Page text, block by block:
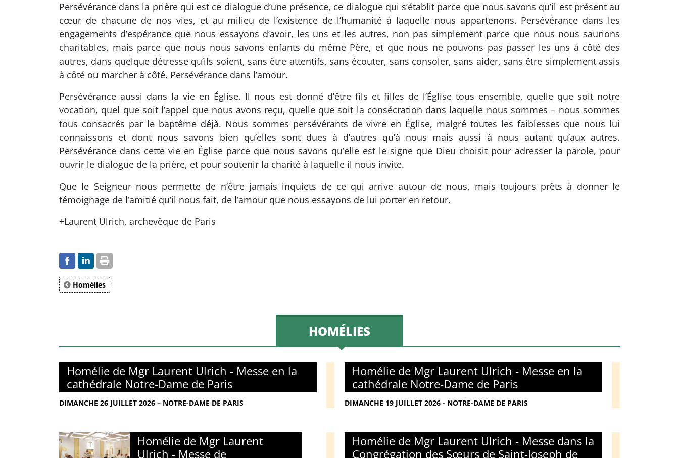
Persévérance dans la prière qui est ce dialogue d’une présence, ce dialogue qui s’établit parce que nous savons qu’il est présent au
cœur de chacune de nos vies, et au milieu de l’existence de l’humanité à laquelle nous appartenons. Persévérance dans les
engagements d’espérance que nous essayons d’avoir, les uns et les autres, non pas simplement parce que nous nous saurions
charitables, mais parce que nous nous savons enfants du même Père, et que nous ne pouvons pas passer les uns à côté des
autres, dans quelque détresse qu’ils soient, sans être attentifs, sans écouter, sans consoler, sans aider, sans être simplement assis
à côté ou marcher à côté. Persévérance dans l’amour.
Persévérance aussi dans la vie en Église. Il nous est donné d’être fils et filles de l’Église tous ensemble, quelle que soit notre
vocation, quel que soit l’appel que nous avons reçu, quelle que soit la consécration dans laquelle nous sommes – nous sommes
tous consacrés par le baptême déjà. Nous sommes persévérants de vivre en Église, malgré toutes les faiblesses que nous lui
connaissons et dont nous savons bien qu’elles sont dues à d’autres qu’à nous mais aussi à nous autant qu’aux autres.
Persévérance dans cette vie en Église parce que nous savons qu’elle est le signe que Dieu choisit pour adresser la parole, pour
ouvrir le dialogue de la prière, et pour soutenir la charité à laquelle il nous invite.
Que le Seigneur nous permette de n’être jamais inquiets de ce qui arrive autour de nous, mais toujours prêts à donner le
témoignage de l’amitié qu’il nous fait, de l’amour que nous essayons de lui porter en retour.
+Laurent Ulrich, archevêque de Paris
Homélies
HOMÉLIES
Homélie de Mgr Laurent Ulrich - Messe en la
cathédrale Notre-Dame de Paris
DIMANCHE 26 JUILLET 2026 – NOTRE-DAME DE PARIS
Homélie de Mgr Laurent Ulrich - Messe en la
cathédrale Notre-Dame de Paris
DIMANCHE 19 JUILLET 2026 - NOTRE-DAME DE PARIS
Homélie de Mgr Laurent
Ulrich - Messe de
Homélie de Mgr Laurent Ulrich - Messe dans la
Congrégation des Sœurs de Saint-Joseph de